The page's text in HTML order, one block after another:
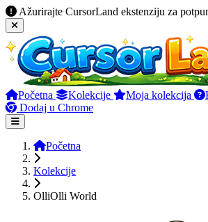
Ažurirajte CursorLand ekstenziju za
Početna Kolekcije Moja kolekcija
Dodaj u Chrome
Početna
Kolekcije
OlliOlli World